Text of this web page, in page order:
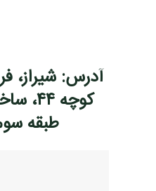
آدرس: شیراز،
کوچه
طبقه